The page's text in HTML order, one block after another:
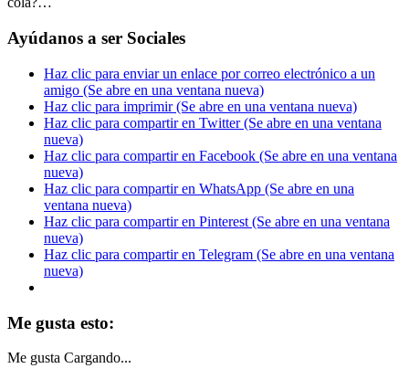
Ayúdanos a ser Sociales
Haz clic para enviar un enlace por correo electrónico a un
amigo (Se abre en una ventana nueva)
Haz clic para imprimir (Se abre en una ventana nueva)
Haz clic para compartir en Twitter (Se abre en una ventana
nueva)
Haz clic para compartir en Facebook (Se abre en una ventana
nueva)
Haz clic para compartir en WhatsApp (Se abre en una
ventana nueva)
Haz clic para compartir en Pinterest (Se abre en una ventana
nueva)
Haz clic para compartir en Telegram (Se abre en una ventana
nueva)
Me gusta esto:
Me gusta Cargando...